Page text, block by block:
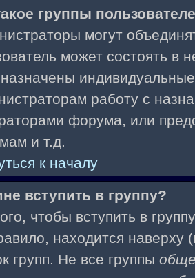
группы
могут
может состоять в
работу с
форума, или
и т.д.
к началу
вступить в группу?
чтобы вступить в
находится
групп. Не все группы